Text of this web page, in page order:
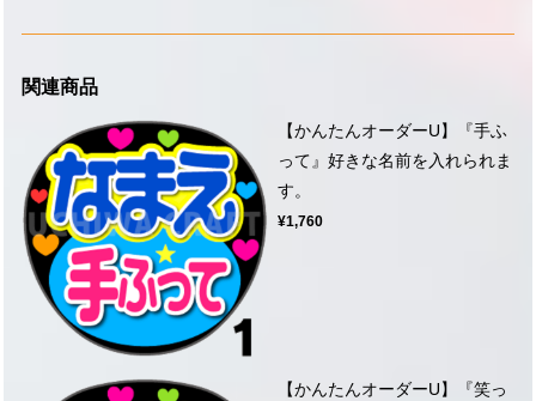
関連商品
【かんたんオーダーU】『手ふ
って』好きな名前を入れられま
す。
¥1,760
【かんたんオーダーU】『笑っ